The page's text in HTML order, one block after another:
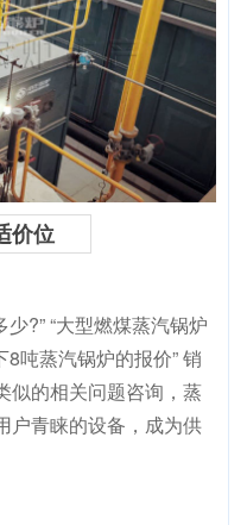
价位
?” “大型燃煤蒸汽锅炉
8吨蒸汽锅炉的报价” 销
似的相关问题咨询，蒸
户青睐的设备，成为供